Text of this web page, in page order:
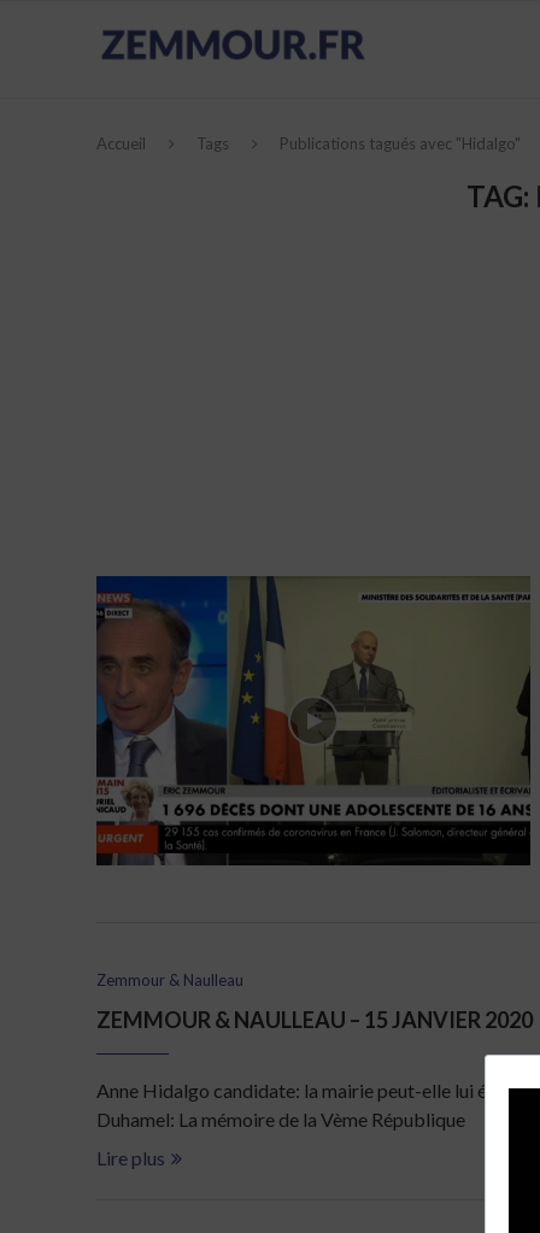
Accueil Tags Publications tagués avec "Hidalgo"
TAG:
Zemmour & Naulleau
ZEMMOUR & NAULLEAU – 15 JANVIER 2020
Anne Hidalgo candidate: la mairie peut-elle lui
Duhamel: La mémoire de la Vème République
Lire plus